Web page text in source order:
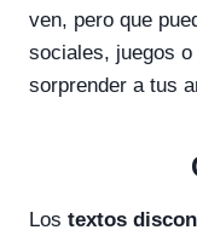
ven, pero que
sociales, juegos
sorprender a tus
Los textos